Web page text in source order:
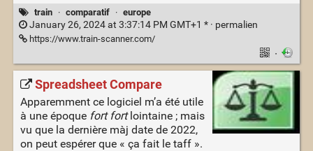
train · comparatif · europe
January 26, 2024 at 3:37:14 PM GMT+1 * · permalien
https://www.train-scanner.com/
·
Spreadsheet Compare
Apparemment ce logiciel m’a été utile
à une époque fort fortlointaine ; mais
vu que la dernière màj date de 2022,
on peut espérer que « ça fait le taff ».